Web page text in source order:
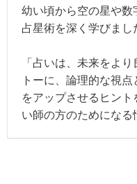
幼い頃から空の星や
占星術を深く学びまし
「占いは、未来をよ
トーに、論理的な視
をアップさせるヒン
い師の方のためになる